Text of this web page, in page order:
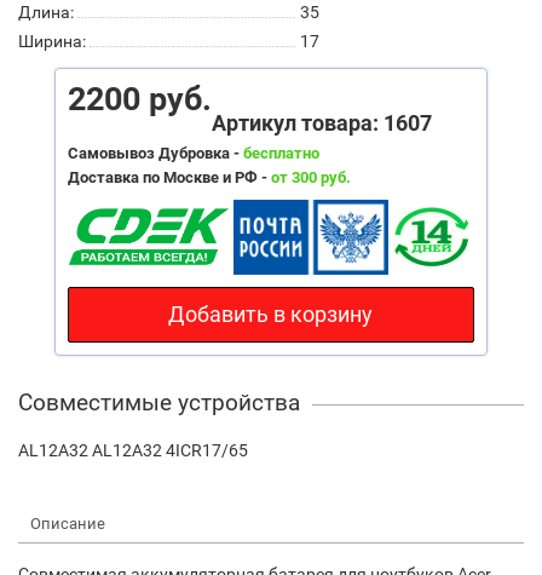
Длина:
35
Ширина:
17
2200 руб.
Артикул товара: 1607
Самовывоз Дубровка - бесплатно
Доставка по Москве и РФ - от 300 руб.
Добавить в корзину
Совместимые устройства
AL12A32 AL12A32 4ICR17/65
Описание